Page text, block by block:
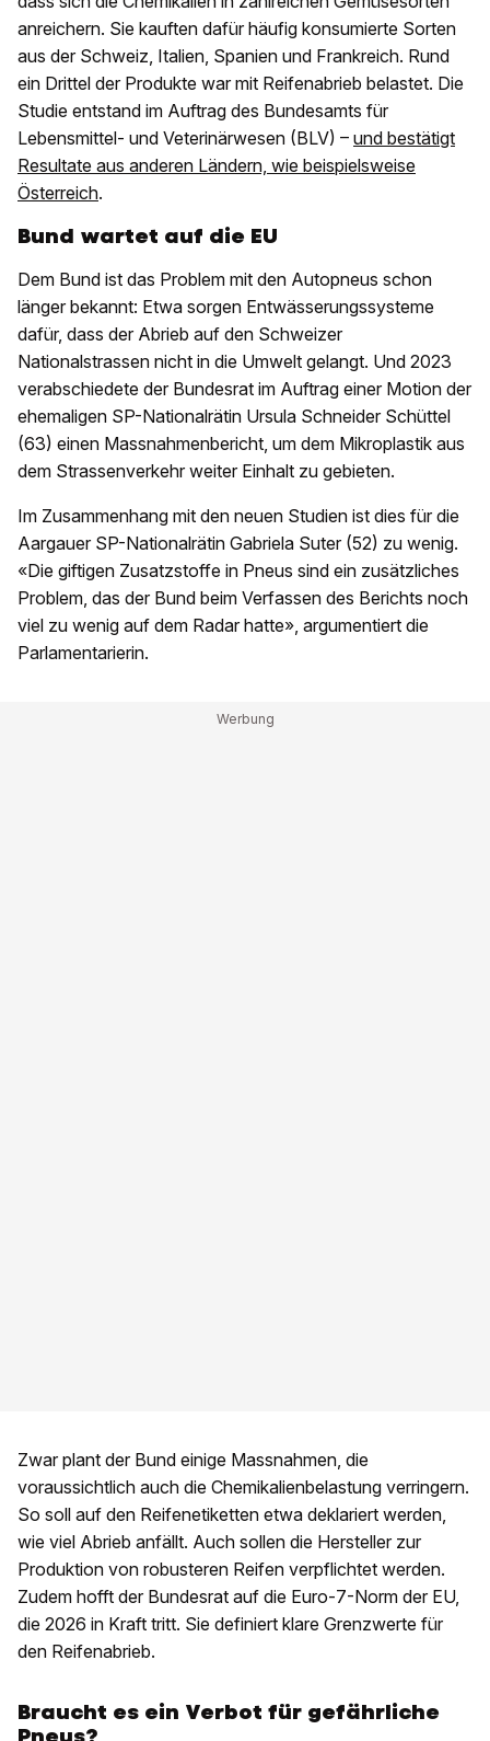
anreichern. Sie kauften dafür häufig konsumierte Sorten
aus der Schweiz, Italien, Spanien und Frankreich. Rund
ein Drittel der Produkte war mit Reifenabrieb belastet. Die
Studie entstand im Auftrag des Bundesamts für
Lebensmittel- und Veterinärwesen (BLV) – und bestätigt
Resultate aus anderen Ländern, wie beispielsweise
Österreich.
Bund wartet auf die EU
Dem Bund ist das Problem mit den Autopneus schon
länger bekannt: Etwa sorgen Entwässerungssysteme
dafür, dass der Abrieb auf den Schweizer
Nationalstrassen nicht in die Umwelt gelangt. Und 2023
verabschiedete der Bundesrat im Auftrag einer Motion der
ehemaligen SP-Nationalrätin Ursula Schneider Schüttel
(63) einen Massnahmenbericht, um dem Mikroplastik aus
dem Strassenverkehr weiter Einhalt zu gebieten.
Im Zusammenhang mit den neuen Studien ist dies für die
Aargauer SP-Nationalrätin Gabriela Suter (52) zu wenig.
«Die giftigen Zusatzstoffe in Pneus sind ein zusätzliches
Problem, das der Bund beim Verfassen des Berichts noch
viel zu wenig auf dem Radar hatte», argumentiert die
Parlamentarierin.
Zwar plant der Bund einige Massnahmen, die
voraussichtlich auch die Chemikalienbelastung verringern.
So soll auf den Reifenetiketten etwa deklariert werden,
wie viel Abrieb anfällt. Auch sollen die Hersteller zur
Produktion von robusteren Reifen verpflichtet werden.
Zudem hofft der Bundesrat auf die Euro-7-Norm der EU,
die 2026 in Kraft tritt. Sie definiert klare Grenzwerte für
den Reifenabrieb.
Braucht es ein Verbot für gefährliche